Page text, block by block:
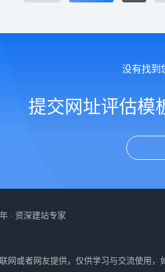
没有找到
提交网址评估模
· 资深建站专家
网或者网友提供，仅供学习与交流使用